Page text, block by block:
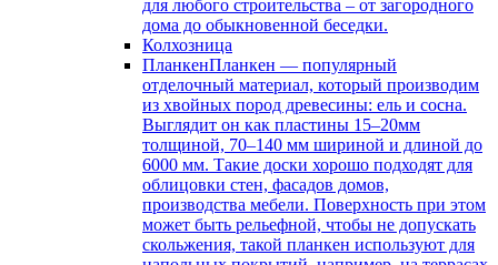
для любого строительства – от загородного
дома до обыкновенной беседки.
Колхозница
ПланкенПланкен — популярный
отделочный материал, который производим
из хвойных пород древесины: ель и сосна.
Выглядит он как пластины 15–20мм
толщиной, 70–140 мм шириной и длиной до
6000 мм. Такие доски хорошо подходят для
облицовки стен, фасадов домов,
производства мебели. Поверхность при этом
может быть рельефной, чтобы не допускать
скольжения, такой планкен используют для